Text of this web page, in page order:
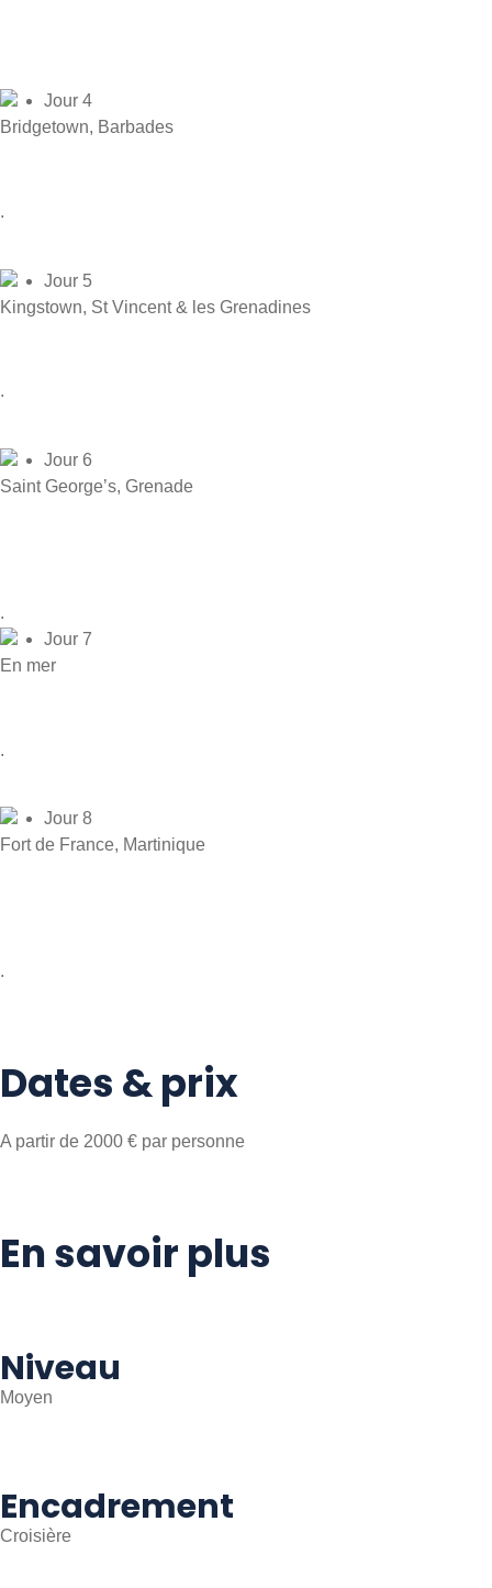
Jour 4
Bridgetown, Barbades
.
Jour 5
Kingstown, St Vincent & les Grenadines
.
Jour 6
Saint George’s, Grenade
.
Jour 7
En mer
.
Jour 8
Fort de France, Martinique
.
Dates & prix
A partir de 2000 € par personne
En savoir plus
Niveau
Moyen
Encadrement
Croisière